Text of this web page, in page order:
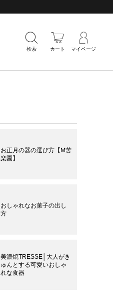
検索 カート マイページ
お正月の器の選び方【M苦
楽園】
おしゃれなお菓子の出し
方
美濃焼TRESSE│大人がき
ゅんとする可愛いおしゃ
れな食器